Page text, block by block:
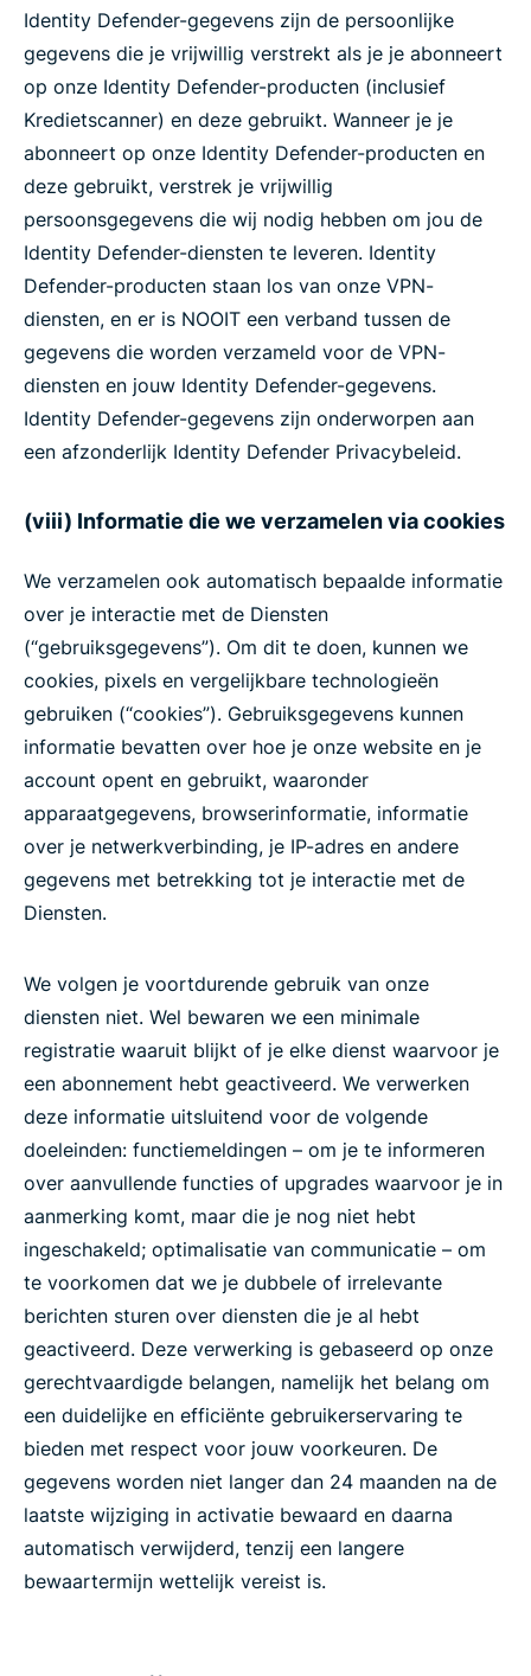
Identity Defender-gegevens zijn de persoonlijke
gegevens die je vrijwillig verstrekt als je je abonneert
op onze Identity Defender-producten (inclusief
Kredietscanner) en deze gebruikt. Wanneer je je
abonneert op onze Identity Defender-producten en
deze gebruikt, verstrek je vrijwillig
persoonsgegevens die wij nodig hebben om jou de
Identity Defender-diensten te leveren. Identity
Defender-producten staan los van onze VPN-
diensten, en er is NOOIT een verband tussen de
gegevens die worden verzameld voor de VPN-
diensten en jouw Identity Defender-gegevens.
Identity Defender-gegevens zijn onderworpen aan
een afzonderlijk Identity Defender Privacybeleid.
(viii) Informatie die we verzamelen via cookies
We verzamelen ook automatisch bepaalde informatie
over je interactie met de Diensten
(“gebruiksgegevens”). Om dit te doen, kunnen we
cookies, pixels en vergelijkbare technologieën
gebruiken (“cookies”). Gebruiksgegevens kunnen
informatie bevatten over hoe je onze website en je
account opent en gebruikt, waaronder
apparaatgegevens, browserinformatie, informatie
over je netwerkverbinding, je IP-adres en andere
gegevens met betrekking tot je interactie met de
Diensten.
We volgen je voortdurende gebruik van onze
diensten niet. Wel bewaren we een minimale
registratie waaruit blijkt of je elke dienst waarvoor je
een abonnement hebt geactiveerd. We verwerken
deze informatie uitsluitend voor de volgende
doeleinden: functiemeldingen – om je te informeren
over aanvullende functies of upgrades waarvoor je in
aanmerking komt, maar die je nog niet hebt
ingeschakeld; optimalisatie van communicatie – om
te voorkomen dat we je dubbele of irrelevante
berichten sturen over diensten die je al hebt
geactiveerd. Deze verwerking is gebaseerd op onze
gerechtvaardigde belangen, namelijk het belang om
een duidelijke en efficiënte gebruikerservaring te
bieden met respect voor jouw voorkeuren. De
gegevens worden niet langer dan 24 maanden na de
laatste wijziging in activatie bewaard en daarna
automatisch verwijderd, tenzij een langere
bewaartermijn wettelijk vereist is.